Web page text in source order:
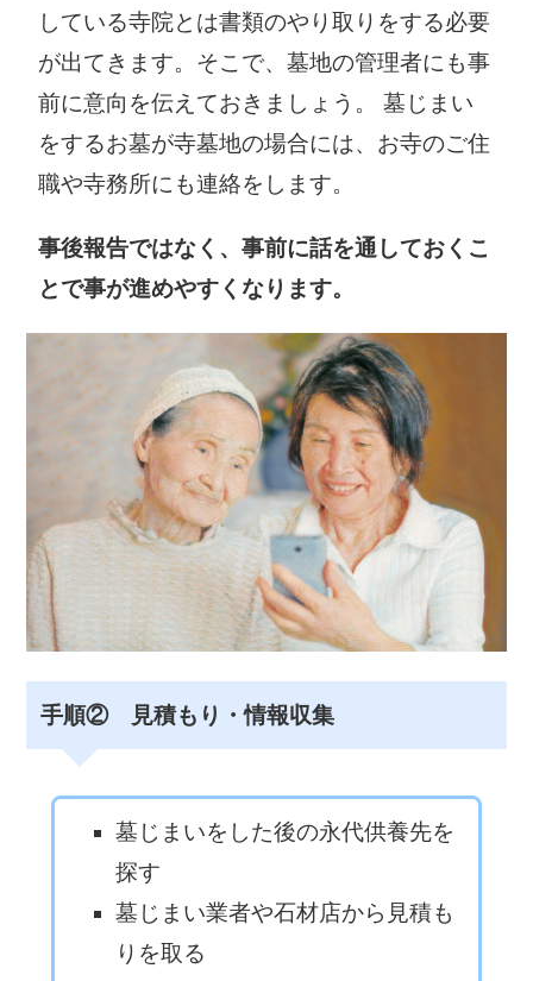
している寺院とは書類のやり取りをする必要
が出てきます。そこで、墓地の管理者にも事
前に意向を伝えておきましょう。 墓じまい
をするお墓が寺墓地の場合には、お寺のご住
職や寺務所にも連絡をします。
事後報告ではなく、事前に話を通しておくこ
とで事が進めやすくなります。
手順② 見積もり・情報収集
墓じまいをした後の永代供養先を
探す
墓じまい業者や石材店から見積も
りを取る